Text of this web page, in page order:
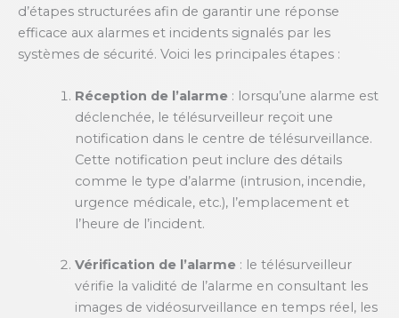
d’étapes structurées afin de garantir une réponse
efficace aux alarmes et incidents signalés par les
systèmes de sécurité. Voici les principales étapes :
Réception de l’alarme: lorsqu’une alarme est
déclenchée, le télésurveilleur reçoit une
notification dans le centre de télésurveillance.
Cette notification peut inclure des détails
comme le type d’alarme (intrusion, incendie,
urgence médicale, etc.), l’emplacement et
l’heure de l’incident.
Vérification de l’alarme: le télésurveilleur
vérifie la validité de l’alarme en consultant les
images de vidéosurveillance en temps réel, les